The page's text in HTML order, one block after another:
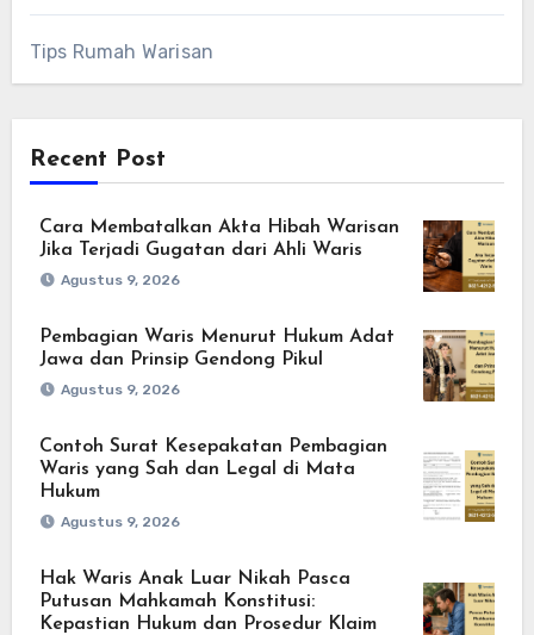
Tips Rumah Warisan
Recent Post
Cara Membatalkan Akta Hibah Warisan
Jika Terjadi Gugatan dari Ahli Waris
Agustus 9, 2026
Pembagian Waris Menurut Hukum Adat
Jawa dan Prinsip Gendong Pikul
Agustus 9, 2026
Contoh Surat Kesepakatan Pembagian
Waris yang Sah dan Legal di Mata
Hukum
Agustus 9, 2026
Hak Waris Anak Luar Nikah Pasca
Putusan Mahkamah Konstitusi:
Kepastian Hukum dan Prosedur Klaim